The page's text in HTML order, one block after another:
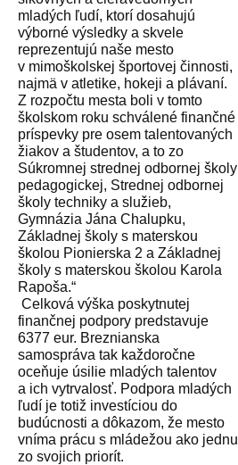
mladých ľudí, ktorí dosahujú
výborné výsledky a skvele
reprezentujú naše mesto
v mimoškolskej športovej činnosti,
najmä v atletike, hokeji a plávaní.
Z rozpočtu mesta boli v tomto
školskom roku schválené finančné
príspevky pre osem talentovaných
žiakov a študentov, a to zo
Súkromnej strednej odbornej školy
pedagogickej, Strednej odbornej
školy techniky a služieb,
Gymnázia Jána Chalupku,
Základnej školy s materskou
školou Pionierska 2 a Základnej
školy s materskou školou Karola
Rapoša.“
Celková výška poskytnutej
finančnej podpory predstavuje
6377 eur. Breznianska
samospráva tak každoročne
oceňuje úsilie mladých talentov
a ich vytrvalosť. Podpora mladých
ľudí je totiž investíciou do
budúcnosti a dôkazom, že mesto
vníma prácu s mládežou ako jednu
zo svojich priorít.